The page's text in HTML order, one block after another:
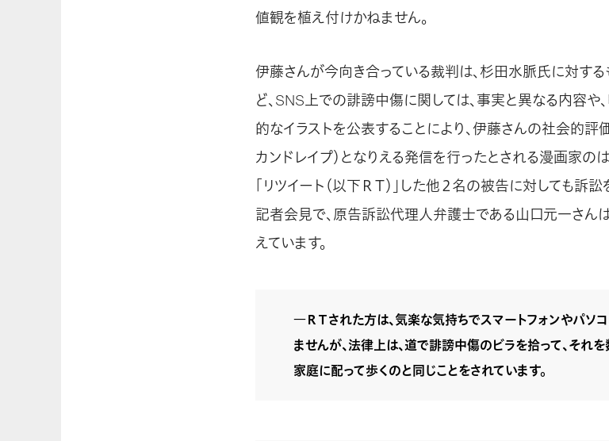
値観を植え付けかねません。
伊藤さんが今向き合っている裁判は、杉田水脈氏に対す
ど、SNS上での誹謗中傷に関しては、事実と異なる内容や
的なイラストを公表することにより、伊藤さんの社会的評
カンドレイプ）となりえる発信を行ったとされる漫画家の
「リツイート（以下ＲＴ）」した他２名の被告に対しても訴
記者会見で、原告訴訟代理人弁護士である山口元一さん
えています。
―ＲＴされた方は、気楽な気持ちでスマートフォンやパソ
ませんが、法律上は、道で誹謗中傷のビラを拾って、それ
家庭に配って歩くのと同じことをされています。